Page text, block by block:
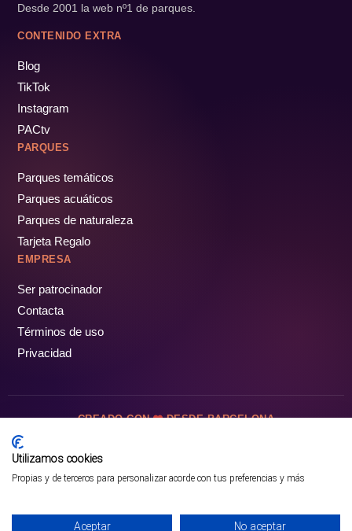
Desde 2001 la web nº1 de parques.
CONTENIDO EXTRA
Blog
TikTok
Instagram
PACtv
PARQUES
Parques temáticos
Parques acuáticos
Parques de naturaleza
Tarjeta Regalo
EMPRESA
Ser patrocinador
Contacta
Términos de uso
Privacidad
CREADO CON DESDE BARCELONA
Utilizamos cookies
Propias y de terceros para personalizar acorde con tus preferencias y más
Aceptar No aceptar